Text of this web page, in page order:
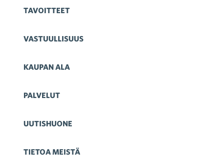
TAVOITTEET
VASTUULLISUUS
KAUPAN ALA
PALVELUT
UUTISHUONE
TIETOA MEISTÄ